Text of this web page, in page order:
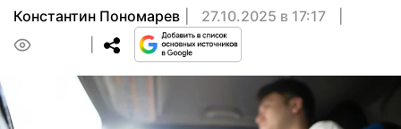
Константин Пономарев
27.10.2025 в 17:17